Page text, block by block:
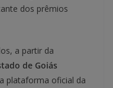
dos prêmios
a partir da
de Goiás
plataforma oficial da